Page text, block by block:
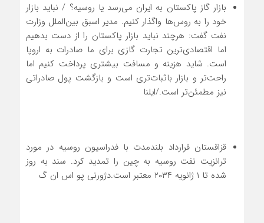
بازار گاز پاکستان به ایران می‌رسد یا روسیه؟ / نباید بازار
خود را به روس‌ها واگذار کنیم. مدیر اسبق بین‌الملل وزارت
نفت گفت: هرچند نباید بازار پاکستان را از دست بدهیم
اما اقتصادی‌ترین تجارت گازی برای ما صادرات به اروپا
است. شاید هزینه و مسافت بیشتری پرداخت کنیم اما
راحت‌تر و بازار باثبات‌تری است و بازگشت پول صادراتی
نیز مطمئن‌تر است./ایلنا
قزاقستان قرارداد بلندمدت با فدراسیون روسیه در مورد
ترانزیت نفت روسیه به چین را تمدید کرد. سند به روز
شده تا ۱ ژانویه ۲۰۳۴ معتبر است.دژورنی پو اس ان گ